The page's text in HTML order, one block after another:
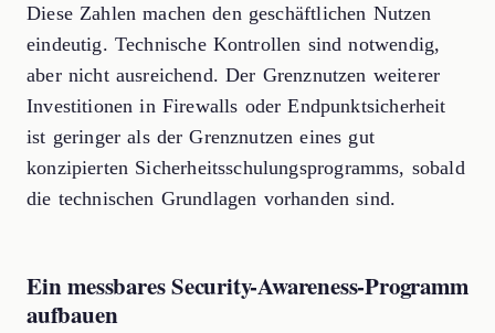
Diese Zahlen machen den geschäftlichen Nutzen
eindeutig. Technische Kontrollen sind notwendig,
aber nicht ausreichend. Der Grenznutzen weiterer
Investitionen in Firewalls oder Endpunktsicherheit
ist geringer als der Grenznutzen eines gut
konzipierten Sicherheitsschulungsprogramms, sobald
die technischen Grundlagen vorhanden sind.
Ein messbares Security-Awareness-Programm
aufbauen